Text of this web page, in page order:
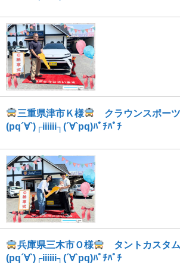
三重県津市Ｋ様
クラウンスポー
(pq´∀`)┌iiiiii┐(´∀`pq)ﾊﾟﾁﾊﾟﾁ
兵庫県三木市Ｏ様
タントカスタ
(pq´∀`)┌iiiiii┐(´∀`pq)ﾊﾟﾁﾊﾟﾁ